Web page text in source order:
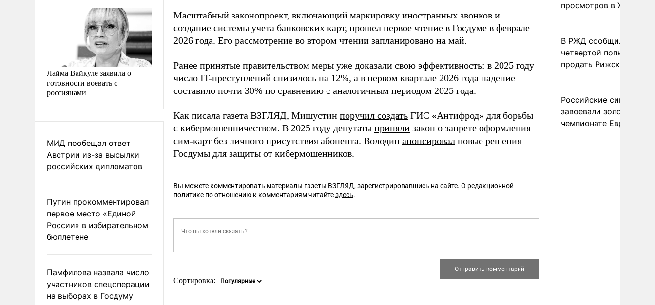
Лайма Вайкуле заявила о
готовности воевать с
россиянами
МИД пообещал ответ
Австрии из-за высылки
российских дипломатов
Путин прокомментировал
первое место «Единой
России» в избирательном
бюллетене
Памфилова назвала число
участников спецоперации
на выборах в Госдуму
Масштабный законопроект, включающий маркировку иностранных звонков и
создание системы учета банковских карт, прошел первое чтение в Госдуме в феврале
2026 года. Его рассмотрение во втором чтении запланировано на май.
Ранее принятые правительством меры уже доказали свою эффективность: в 2025 году
число IT-преступлений снизилось на 12%, а в первом квартале 2026 года падение
составило почти 30% по сравнению с аналогичным периодом 2025 года.
Как писала газета ВЗГЛЯД, Мишустин поручил создать ГИС «Антифрод» для борьбы
с кибермошенничеством. В 2025 году депутаты приняли закон о запрете оформления
сим-карт без личного присутствия абонента. Володин анонсировал новые решения
Госдумы для защиты от кибермошенников.
Вы можете комментировать материалы газеты ВЗГЛЯД, зарегистрировавшись на сайте. О редакционной
политике по отношению к комментариям читайтездесь.
Сортировка:
просмотров в X
В РЖД сообщили о
четвертой попытке
продать Рижский
Российские
завоевали золото на
чемпионате Европы